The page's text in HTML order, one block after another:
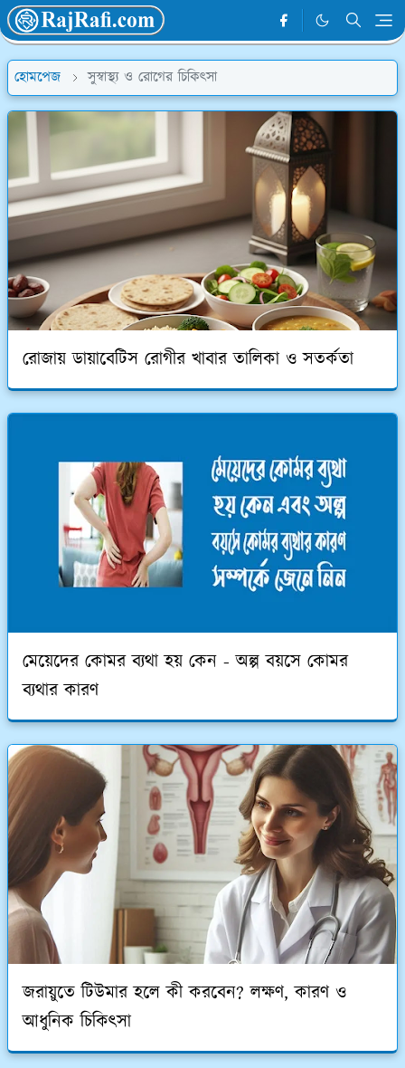
হোমপেজ সুস্বাস্থ্য ও রোগের চিকিৎসা
রোজায় ডায়াবেটিস রোগীর খাবার তালিকা ও সতর্কতা
মেয়েদের কোমর ব্যথা হয় কেন - অল্প বয়সে কোমর
ব্যথার কারণ
জরায়ুতে টিউমার হলে কী করবেন? লক্ষণ, কারণ ও
আধুনিক চিকিৎসা